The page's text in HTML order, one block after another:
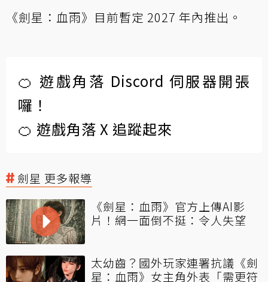
《劍星：血雨》目前暫定 2027 年內推出。
🍊 遊戲角落 Discord 伺服器開張
囉！
🍊 遊戲角落 X 追蹤起來
劍星 更多報導
《劍星：血雨》官方上傳AI影
片！網一面倒不挺：令人失望
太幼齒？國外玩家連署抗議《劍
星：血雨》女主角外表「需更符